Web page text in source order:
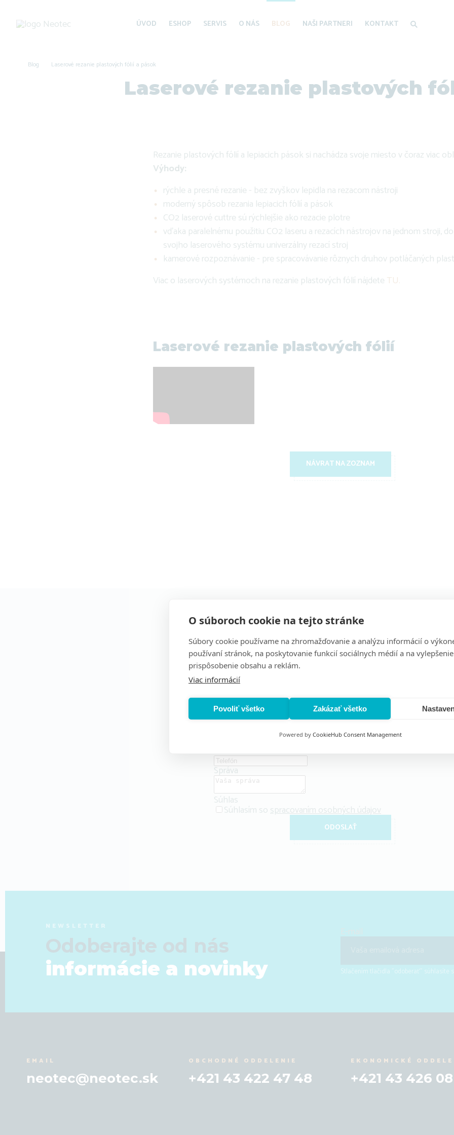
O súboroch cookie na tejto stránke
Súbory cookie používame na zhromažďovanie a analýzu informácií o
používaní stránok, na poskytovanie funkcií sociálnych médií a na
prispôsobenie obsahu a reklám.
Viac informácií
Povoliť všetko Zakázať všetko
Powered by CookieHub Consent Management
ÚVOD ESHOP SERVIS O NÁS BLOG NAŠI PARTNERI KONTAKT
Blog Laserové rezanie plastových fólií a pások
Laserové rezanie plastových
Rezanie plastových fólií a lepiacich pások si nachádza svoje miesto v čoraz viac
Výhody:
rýchle a presné rezanie - bez zvyškov lepidla na rezacom nástroji
moderný spôsob rezania lepiacich fólií a pások
CO2 laserové cuttre sú rýchlejšie ako rezacie plotre
vďaka paralelnému použitiu CO2 laseru a rezacích nástrojov na jednom stroji,
svojho laserového systému univerzálny rezací stroj
kamerové rozpoznávanie - pre spracovávanie rôznych druhov potláčaných
Viac o laserových systémoch na rezanie plastových fólií nájdete TU.
Laserové rezanie plastových fólií
NÁVRAT NA ZOZNAM
Napíšte nám
Máte otázky alebo potrebujete viac informácií? Kontaktujte
Meno*
Správa
Súhlas
Súhlasím sospracovaním osobných údajov
ODOSLAŤ
NEWSLETTER
informácie a novinky
Stlačením tlačidla "odoberať" súhlasíte
EMAIL
neotec@neotec.sk
OBCHODNÉ ODDELENIE
+421 43 422 47 48
EKONOMICKÉ
+421 43 426